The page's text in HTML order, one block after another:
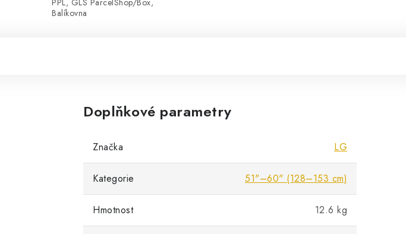
PPL, GLS ParcelShop/Box,
Balíkovna
Doplňkové parametry
Značka LG
Kategorie 51"–60" (128–153 cm)
Hmotnost 12.6 kg